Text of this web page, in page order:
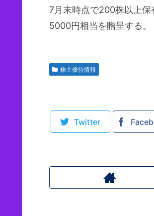
7月末時点で200株以上保
5000円相当を贈呈する。
株主優待情報
Twitter